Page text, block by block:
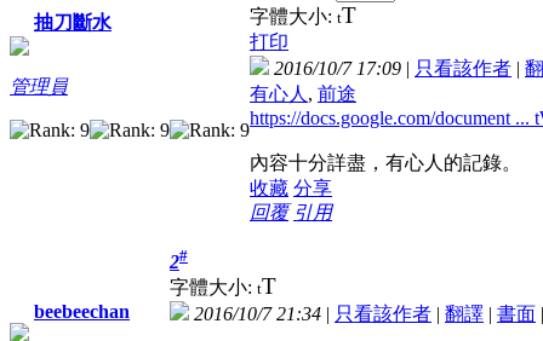
抽刀斷水
管理員
字體大小: tT
打印
2016/10/7 17:09 | 只看該作者 |
有心人 , 前途
https://docs.google.com/document
內容十分詳盡，有心人的記錄。
收藏 分享
回覆 引用
beebeechan
2#
字體大小: tT
2016/10/7 21:34 | 只看該作者 | 翻譯 | 書面